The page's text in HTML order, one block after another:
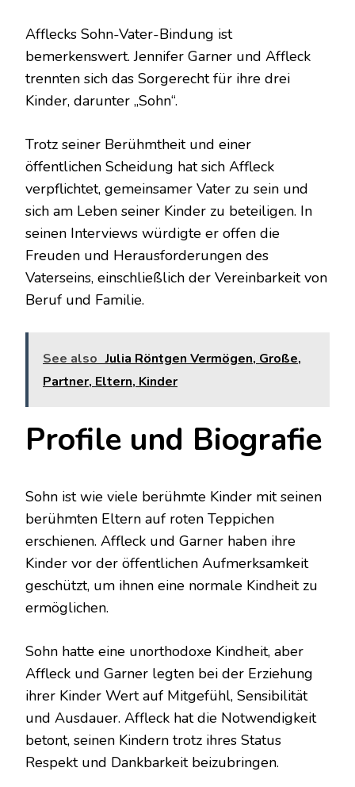
Afflecks Sohn-Vater-Bindung ist
bemerkenswert. Jennifer Garner und Affleck
trennten sich das Sorgerecht für ihre drei
Kinder, darunter „Sohn“.
Trotz seiner Berühmtheit und einer
öffentlichen Scheidung hat sich Affleck
verpflichtet, gemeinsamer Vater zu sein und
sich am Leben seiner Kinder zu beteiligen. In
seinen Interviews würdigte er offen die
Freuden und Herausforderungen des
Vaterseins, einschließlich der Vereinbarkeit von
Beruf und Familie.
See also Julia Röntgen Vermögen, Große,
Partner, Eltern, Kinder
Profile und Biografie
Sohn ist wie viele berühmte Kinder mit seinen
berühmten Eltern auf roten Teppichen
erschienen. Affleck und Garner haben ihre
Kinder vor der öffentlichen Aufmerksamkeit
geschützt, um ihnen eine normale Kindheit zu
ermöglichen.
Sohn hatte eine unorthodoxe Kindheit, aber
Affleck und Garner legten bei der Erziehung
ihrer Kinder Wert auf Mitgefühl, Sensibilität
und Ausdauer. Affleck hat die Notwendigkeit
betont, seinen Kindern trotz ihres Status
Respekt und Dankbarkeit beizubringen.